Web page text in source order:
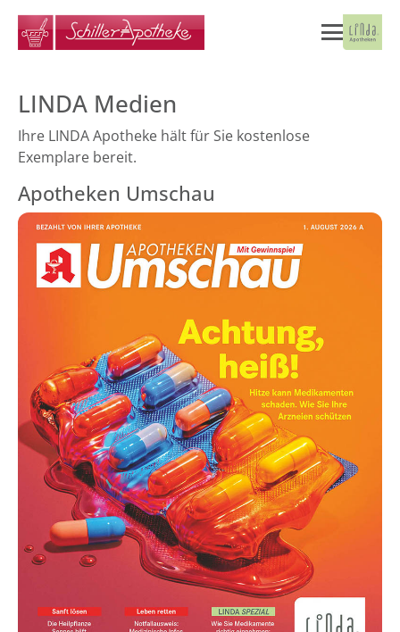
LINDA Medien
Ihre LINDA Apotheke hält für Sie kostenlose
Exemplare bereit.
Apotheken Umschau